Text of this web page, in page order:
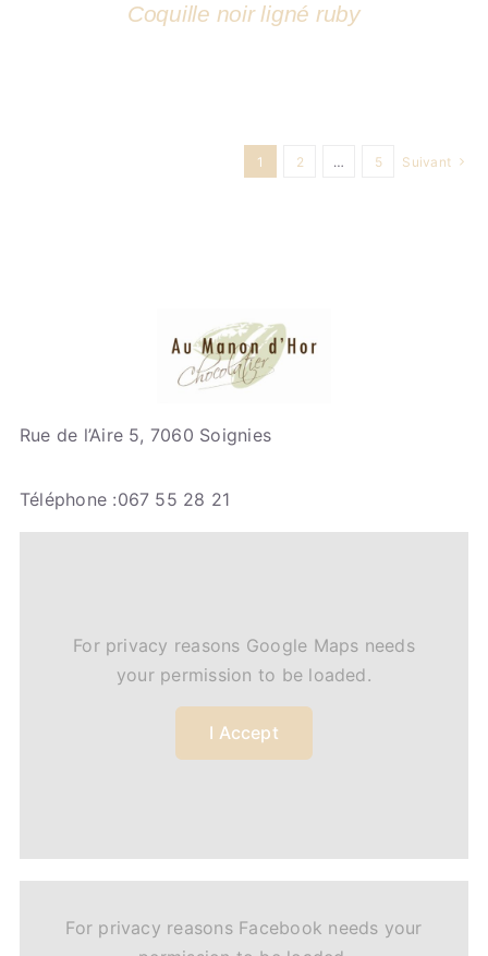
Coquille noir ligné ruby
1 2 … 5 Suivant
Rue de l’Aire 5, 7060 Soignies
Téléphone :067 55 28 21
For privacy reasons Google Maps needs
your permission to be loaded.
I Accept
For privacy reasons Facebook needs your